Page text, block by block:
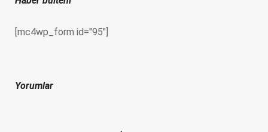
[mc4wp_form id="95"]
Yorumlar